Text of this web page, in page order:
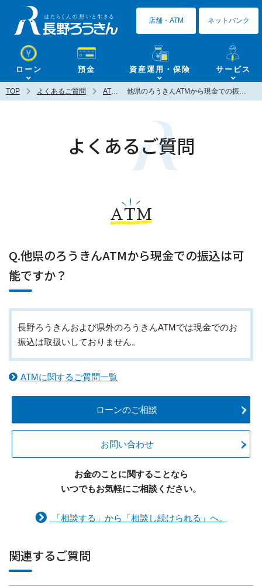
ローン 預金 資産運用・保険 サービス
店舗・ATM ネットバンク
TOP よくあるご質問 ATM 他県のろうきんATMから現金での振込は可能ですか？
よくあるご質問
ATM
Q.他県のろうきんATMから現金での振込は可
能ですか？
長野ろうきんおよび県外のろうきんATMでは現金でのお
振込は取扱いしておりません。
ATMに関するご質問一覧
ローンのご相談
お問い合わせ
お金のことに関することなら
いつでもお気軽にご相談ください。
「相談する」から「相談し続けられる」へ。
関連するご質問